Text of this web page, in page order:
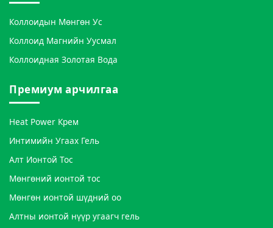
Коллоидын Мөнгөн Ус
Коллоид Магнийн Уусмал
Коллоидная Золотая Вода
Премиум арчилгаа
Heat Power Крем
Интимийн Угаах Гель
Алт Ионтой Тос
Мөнгөний ионтой тос
Мөнгөн ионтой шүдний оо
Алтны ионтой нүүр угаагч гель